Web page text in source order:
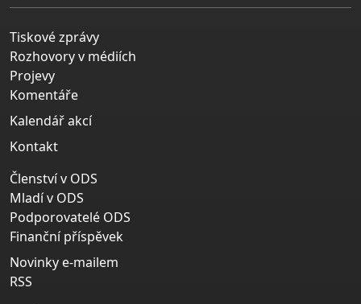
Tiskové zprávy
Rozhovory v médiích
Projevy
Komentáře
Kalendář akcí
Kontakt
Členství v ODS
Mladí v ODS
Podporovatelé ODS
Finanční příspěvek
Novinky e-mailem
RSS